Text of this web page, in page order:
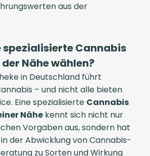
aus der
spezialisierte Cannabis
Nähe wählen?
in Deutschland führt
– und nicht alle bieten
Eine spezialisierte Cannabis
Nähe kennt sich nicht nur
Vorgaben aus, sondern hat
der Abwicklung von Cannabis-
zu Sorten und Wirkung